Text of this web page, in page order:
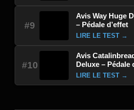
#9
Avis Way Huge
– Pédale d’effet
LIRE LE TEST →
#10
Avis
Deluxe – Pédale
LIRE LE TEST →